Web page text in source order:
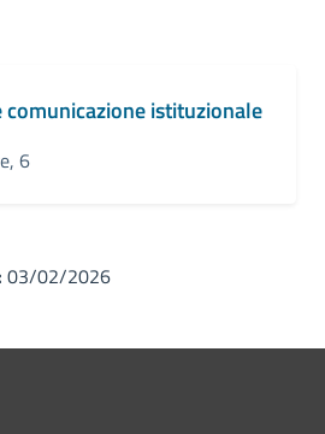
comunicazione istituzionale
6
03/02/2026